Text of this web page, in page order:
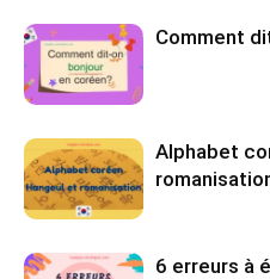
Comment
Alphabet
6 erreurs à